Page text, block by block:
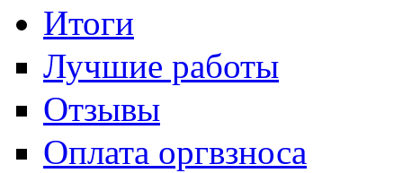
Итоги
Лучшие работы
Отзывы
Оплата оргвзноса